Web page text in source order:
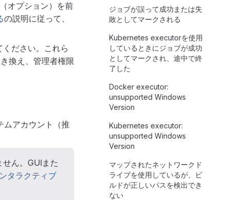
オプション）を前
の説明に従って、
ださい。これら
換え、管理者権限
ムアカウント（推
ん。GUIまた
タラクティブ
ジョブが誤って成功または失
敗としてマークされる
Kubernetes executorを使用
しているときにジョブが成功
としてマークされ、途中で終
了した
Docker executor:
unsupported Windows
Version
Kubernetes executor:
unsupported Windows
Version
マップされたネットワークド
ライブを使用しているが、ビ
ルドが正しいパスを検出でき
ない